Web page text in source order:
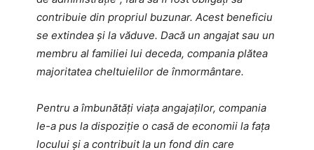
contribuie din propriul buzunar. Acest beneficiu
se extindea și la văduve. Dacă un angajat sau un
membru al familiei lui deceda, compania plătea
majoritatea cheltuielilor de înmormântare.
Pentru a îmbunătăți viața angajaților, compania
le-a pus la dispoziție o casă de economii la fața
locului și a contribuit la un fond din care